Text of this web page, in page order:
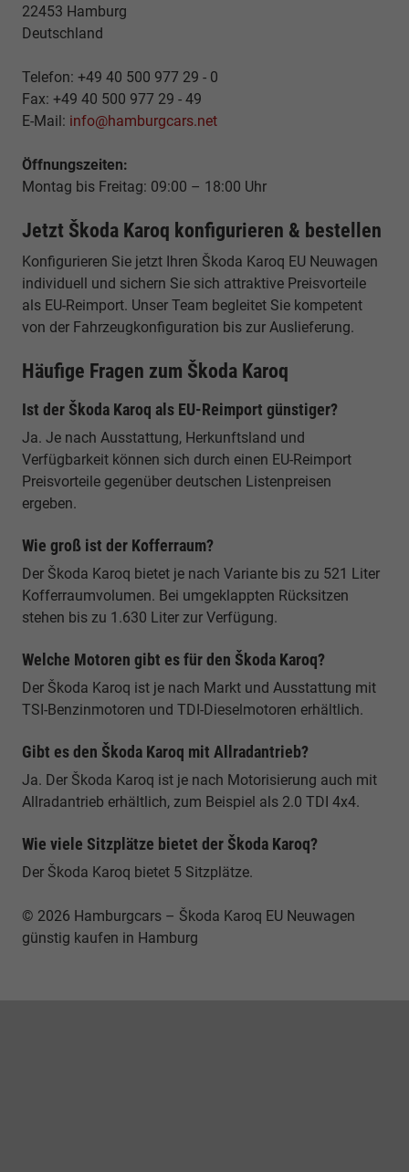
22453 Hamburg
Deutschland
Telefon: +49 40 500 977 29 - 0
Fax: +49 40 500 977 29 - 49
E-Mail: info@hamburgcars.net
Öffnungszeiten:
Montag bis Freitag: 09:00 – 18:00 Uhr
Jetzt Škoda Karoq konfigurieren & bestellen
Konfigurieren Sie jetzt Ihren Škoda Karoq EU Neuwagen
individuell und sichern Sie sich attraktive Preisvorteile
als EU-Reimport. Unser Team begleitet Sie kompetent
von der Fahrzeugkonfiguration bis zur Auslieferung.
Häufige Fragen zum Škoda Karoq
Ist der Škoda Karoq als EU-Reimport günstiger?
Ja. Je nach Ausstattung, Herkunftsland und
Verfügbarkeit können sich durch einen EU-Reimport
Preisvorteile gegenüber deutschen Listenpreisen
ergeben.
Wie groß ist der Kofferraum?
Der Škoda Karoq bietet je nach Variante bis zu 521 Liter
Kofferraumvolumen. Bei umgeklappten Rücksitzen
stehen bis zu 1.630 Liter zur Verfügung.
Welche Motoren gibt es für den Škoda Karoq?
Der Škoda Karoq ist je nach Markt und Ausstattung mit
TSI-Benzinmotoren und TDI-Dieselmotoren erhältlich.
Gibt es den Škoda Karoq mit Allradantrieb?
Ja. Der Škoda Karoq ist je nach Motorisierung auch mit
Allradantrieb erhältlich, zum Beispiel als 2.0 TDI 4x4.
Wie viele Sitzplätze bietet der Škoda Karoq?
Der Škoda Karoq bietet 5 Sitzplätze.
© 2026 Hamburgcars – Škoda Karoq EU Neuwagen
günstig kaufen in Hamburg